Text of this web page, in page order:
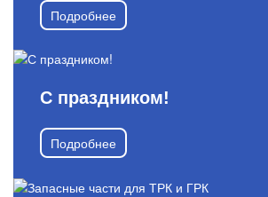
Подробнее
С праздником!
Подробнее